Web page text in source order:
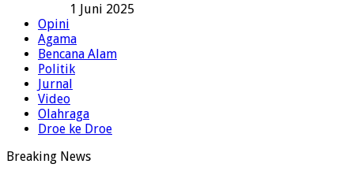
1 Juni 2025
Opini
Agama
Bencana Alam
Politik
Jurnal
Video
Olahraga
Droe ke Droe
Breaking News